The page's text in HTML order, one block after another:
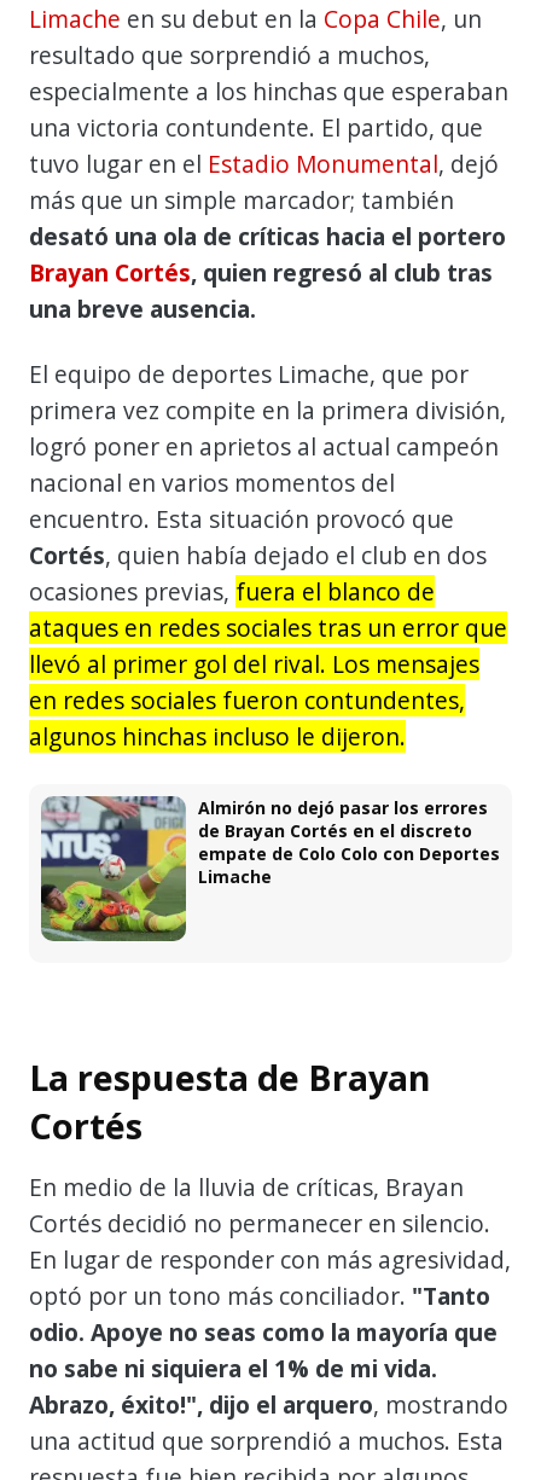
Limache en su debut en la Copa Chile, un
resultado que sorprendió a muchos,
especialmente a los hinchas que esperaban
una victoria contundente. El partido, que
tuvo lugar en el Estadio Monumental, dejó
más que un simple marcador; también
desató una ola de críticas hacia el portero
Brayan Cortés, quien regresó al club tras
una breve ausencia.
El equipo de deportes Limache, que por
primera vez compite en la primera división,
logró poner en aprietos al actual campeón
nacional en varios momentos del
encuentro. Esta situación provocó que
Cortés, quien había dejado el club en dos
ocasiones previas, fuera el blanco de
ataques en redes sociales tras un error que
llevó al primer gol del rival. Los mensajes
en redes sociales fueron contundentes,
algunos hinchas incluso le dijeron.
Almirón no dejó pasar los errores
de Brayan Cortés en el discreto
empate de Colo Colo con Deportes
Limache
La respuesta de Brayan
Cortés
En medio de la lluvia de críticas, Brayan
Cortés decidió no permanecer en silencio.
En lugar de responder con más agresividad,
optó por un tono más conciliador. "Tanto
odio. Apoye no seas como la mayoría que
no sabe ni siquiera el 1% de mi vida.
Abrazo, éxito!", dijo el arquero, mostrando
una actitud que sorprendió a muchos. Esta